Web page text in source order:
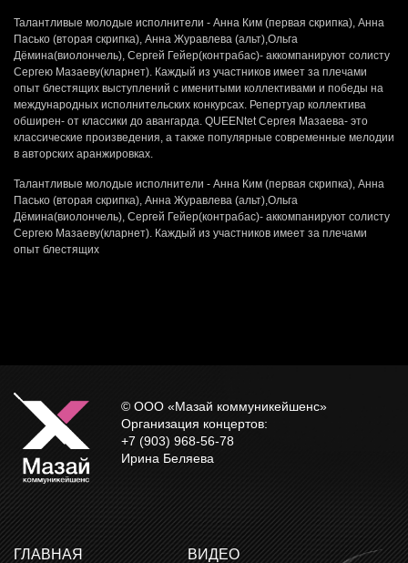
Талантливые молодые исполнители - Анна Ким (первая скрипка), Анна
Пасько (вторая скрипка), Анна Журавлева (альт),Ольга
Дёмина(виолончель), Сергей Гейер(контрабас)- аккомпанируют солисту
Сергею Мазаеву(кларнет). Каждый из участников имеет за плечами
опыт блестящих выступлений с именитыми коллективами и победы на
международных исполнительских конкурсах. Репертуар коллектива
обширен- от классики до авангарда. QUEENtet Сергея Мазаева- это
классические произведения, а также популярные современные мелодии
в авторских аранжировках.
Талантливые молодые исполнители - Анна Ким (первая скрипка), Анна
Пасько (вторая скрипка), Анна Журавлева (альт),Ольга
Дёмина(виолончель), Сергей Гейер(контрабас)- аккомпанируют солисту
Сергею Мазаеву(кларнет). Каждый из участников имеет за плечами
опыт блестящих
© ООО «Мазай коммуникейшенс»
Организация концертов:
+7 (903) 968-56-78
Ирина Беляева
ГЛАВНАЯ ВИДЕО